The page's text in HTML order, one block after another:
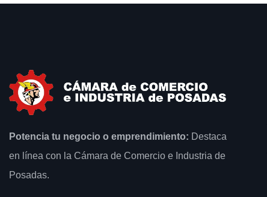
Potencia tu negocio o emprendimiento: Destaca
en línea con la Cámara de Comercio e Industria de
Posadas.